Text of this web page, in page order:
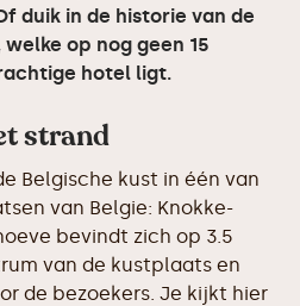
duik in de historie van de
op nog geen 15
hotel ligt.
strand
Belgische kust in één van
van Belgie: Knokke-
bevindt zich op 3.5
van de kustplaats en
de bezoekers. Je kijkt hier